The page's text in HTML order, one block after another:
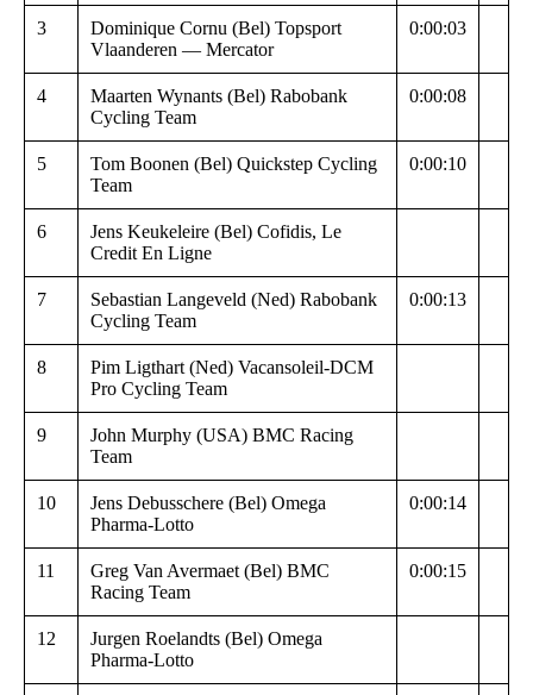
3
Dominique Cornu (Bel) Topsport
Vlaanderen — Mercator
0:00:03
4
Maarten Wynants (Bel) Rabobank
Cycling Team
0:00:08
5
Tom Boonen (Bel) Quickstep Cycling
Team
0:00:10
6
Jens Keukeleire (Bel) Cofidis, Le
Credit En Ligne
7
Sebastian Langeveld (Ned) Rabobank
Cycling Team
0:00:13
8
Pim Ligthart (Ned) Vacansoleil-DCM
Pro Cycling Team
9
John Murphy (USA) BMC Racing
Team
10
Jens Debusschere (Bel) Omega
Pharma-Lotto
0:00:14
11
Greg Van Avermaet (Bel) BMC
Racing Team
0:00:15
12
Jurgen Roelandts (Bel) Omega
Pharma-Lotto